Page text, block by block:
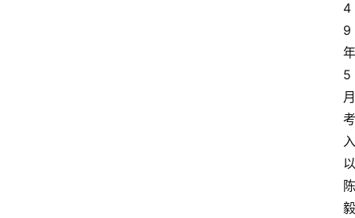
4
9
年
5
月
考
入
以
陈
毅